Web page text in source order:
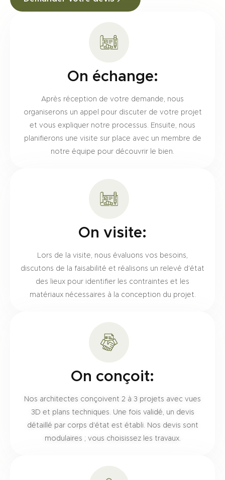
On échange:
Après réception de votre demande, nous
organiserons un appel pour discuter de votre projet
et vous expliquer notre processus. Ensuite, nous
planifierons une visite sur place avec un membre de
notre équipe pour découvrir le bien.
On visite:
Lors de la visite, nous évaluons vos besoins,
discutons de la faisabilité et réalisons un relevé d'état
des lieux pour identifier les contraintes et les
matériaux nécessaires à la conception du projet.
On conçoit:
Nos architectes conçoivent 2 à 3 projets avec vues
3D et plans techniques. Une fois validé, un devis
détaillé par corps d'état est établi. Nos devis sont
modulaires ; vous choisissez les travaux.